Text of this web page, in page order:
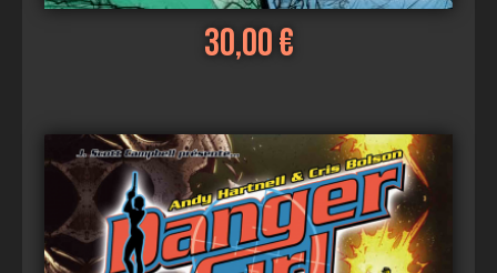
30,00 €